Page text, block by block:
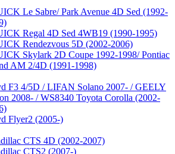
Le Sabre/ Park Avenue 4D Sed (1992-
Regal 4D Sed 4WB19 (1990-1995)
Rendezvous 5D (2002-2006)
Skylark 2D Coupe 1992-1998/ Pontiac
AM 2/4D (1991-1998)
F3 4/5D / LIFAN Solano 2007- / GEELY
2008- / WS8340 Toyota Corolla (2002-
Flyer2 (2005-)
CTS 4D (2002-2007)
CTS2 (2007-)